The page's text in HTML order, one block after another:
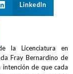
LinkedIn
la Licenciatura en
Fray Bernardino de
intención de que cada